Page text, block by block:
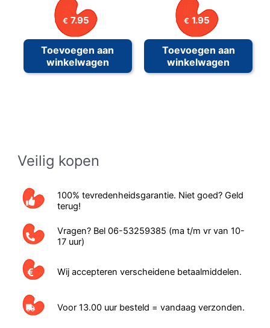
Veilig kopen
100% tevredenheidsgarantie. Niet goed? Geld
terug!
Vragen? Bel 06-53259385 (ma t/m vr van 10-
17 uur)
Wij accepteren verscheidene betaalmiddelen.
Voor 13.00 uur besteld = vandaag verzonden.
€ 7.95
Toevoegen aan
winkelwagen
€ 1.95
Toevoegen aan
winkelwagen